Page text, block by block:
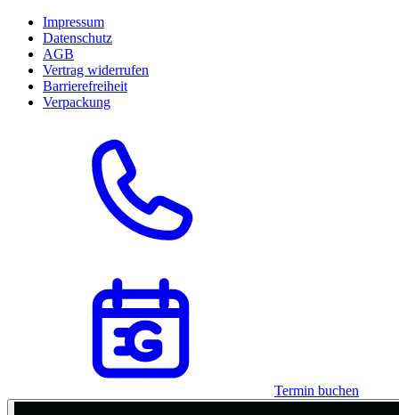
Impressum
Datenschutz
AGB
Vertrag widerrufen
Barrierefreiheit
Verpackung
Termin buchen